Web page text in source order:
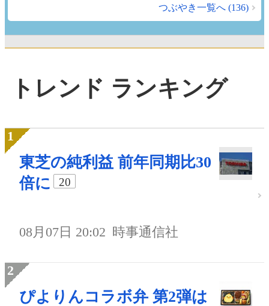
つぶやき一覧へ (136)
トレンド ランキング
東芝の純利益 前年同期比30
倍に
20
08月07日 20:02 時事通信社
ぴよりんコラボ弁 第2弾は